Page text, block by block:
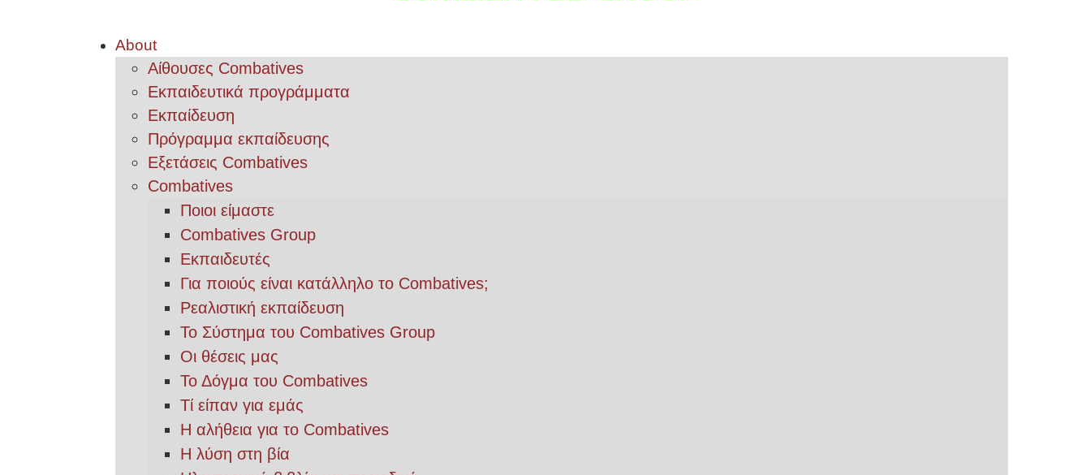
About
Αίθουσες Combatives
Εκπαιδευτικά προγράμματα
Εκπαίδευση
Πρόγραμμα εκπαίδευσης
Εξετάσεις Combatives
Combatives
Ποιοι είμαστε
Combatives Group
Εκπαιδευτές
Για ποιούς είναι κατάλληλο το Combatives;
Ρεαλιστική εκπαίδευση
Το Σύστημα του Combatives Group
Οι θέσεις μας
Το Δόγμα του Combatives
Τί είπαν για εμάς
Η αλήθεια για το Combatives
Η λύση στη βία